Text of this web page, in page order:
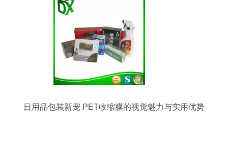
日用品包装新宠 PET收缩膜的视觉魅力与实用优势